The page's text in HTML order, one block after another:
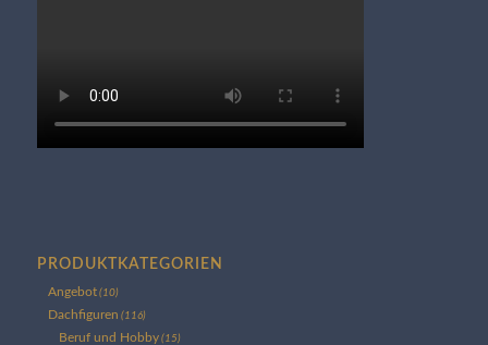
PRODUKTKATEGORIEN
Angebot (10)
Dachfiguren (116)
Beruf und Hobby (15)